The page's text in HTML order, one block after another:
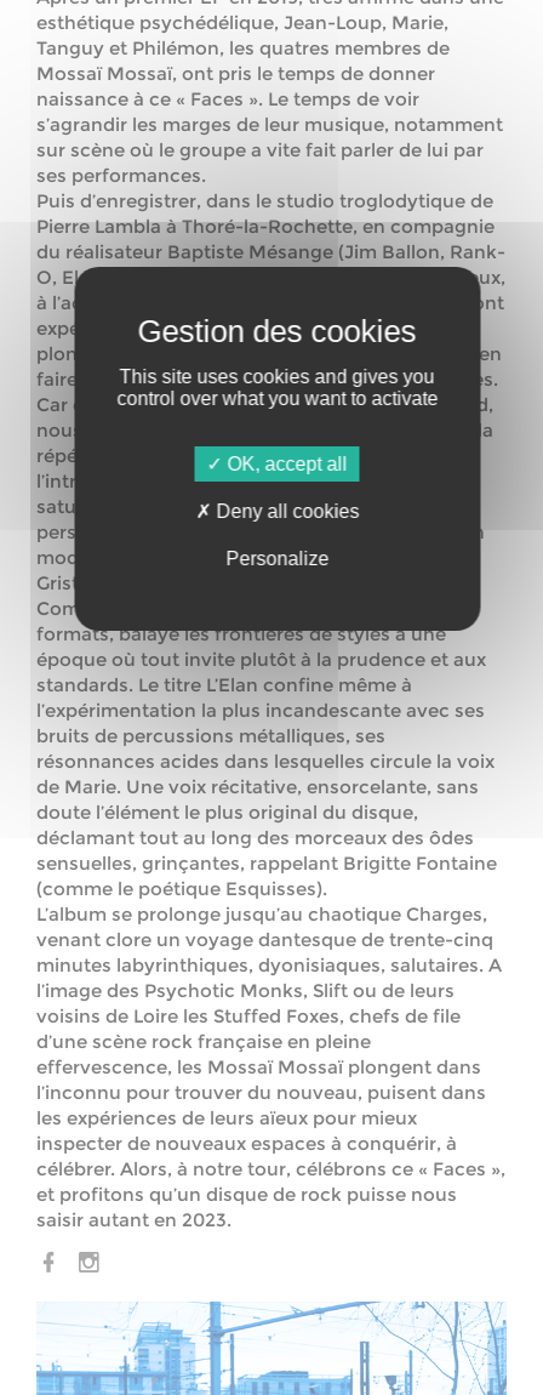
esthétique psychédélique, Jean-Loup, Marie,
Tanguy et Philémon, les quatres membres de
Mossaï Mossaï, ont pris le temps de donner
naissance à ce « Faces ». Le temps de voir
s’agrandir les marges de leur musique, notamment
sur scène où le groupe a vite fait parler de lui par
ses performances.
Puis d’enregistrer, dans le studio troglodytique de
Pierre Lambla à Thoré-la-Rochette, en compagnie
du réalisateur Baptiste Mésange (Jim Ballon, Rank-
O, Electric Vocuhila…). Là, dans cet espace argileux,
à l’acoustique si particulière, les Mossaï Mossaï ont
expérimenté, salissant les sources acoustiques,
plongeant dans la matière en la distordant pour en
faire jaillir de véritables épiphanies hallucinatoires.
Car c’est un point central de ce disque : tout tend,
nous convie ici à l’hallucination. Que ce soit par la
répétition des rythmes tribaux, comme dans
l’introductif Cerebral, ou par les échos et les
saturations des guitares, perturbant les
perspectives, les espaces d’écoute. On pense, en
modèles, à la musique industrielle de Throbbing
Gristle, à la noise de Sonic Youth ou Swans.
Comme ces derniers, Mossaï Mossaï tord les
formats, balaye les frontières de styles à une
époque où tout invite plutôt à la prudence et aux
standards. Le titre L’Elan confine même à
l’expérimentation la plus incandescante avec ses
bruits de percussions métalliques, ses
résonnances acides dans lesquelles circule la voix
de Marie. Une voix récitative, ensorcelante, sans
doute l’élément le plus original du disque,
déclamant tout au long des morceaux des ôdes
sensuelles, grinçantes, rappelant Brigitte Fontaine
(comme le poétique Esquisses).
L’album se prolonge jusqu’au chaotique Charges,
venant clore un voyage dantesque de trente-cinq
minutes labyrinthiques, dyonisiaques, salutaires. A
l’image des Psychotic Monks, Slift ou de leurs
voisins de Loire les Stuffed Foxes, chefs de file
d’une scène rock française en pleine
effervescence, les Mossaï Mossaï plongent dans
l’inconnu pour trouver du nouveau, puisent dans
les expériences de leurs aïeux pour mieux
inspecter de nouveaux espaces à conquérir, à
célébrer. Alors, à notre tour, célébrons ce « Faces »,
et profitons qu’un disque de rock puisse nous
saisir autant en 2023.
This site uses cookies and gives you
control over what you want to activate
OK, accept all
Deny all cookies
Personalize